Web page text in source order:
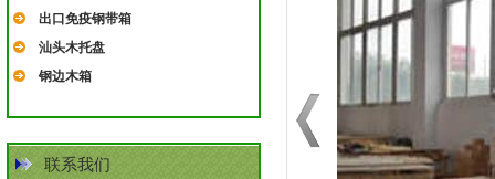
出口免疫钢带箱
汕头木托盘
钢边木箱
联系我们